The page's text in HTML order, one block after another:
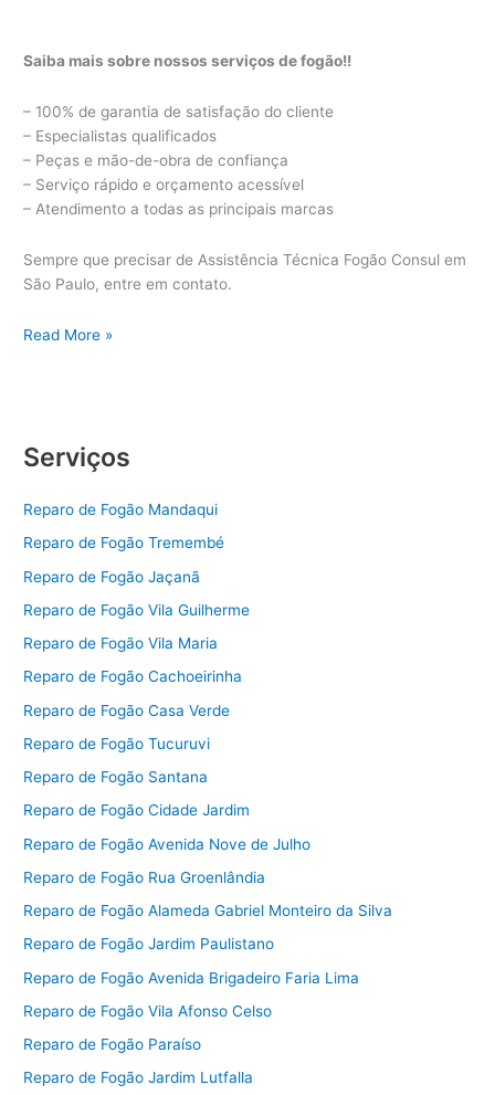
Saiba mais sobre nossos serviços de fogão!!
– 100% de garantia de satisfação do cliente
– Especialistas qualificados
– Peças e mão-de-obra de confiança
– Serviço rápido e orçamento acessível
– Atendimento a todas as principais marcas
Sempre que precisar de Assistência Técnica Fogão Consul em
São Paulo, entre em contato.
Assistência
Read More »
Serviços
Reparo de Fogão Mandaqui
Reparo de Fogão Tremembé
Reparo de Fogão Jaçanã
Reparo de Fogão Vila Guilherme
Reparo de Fogão Vila Maria
Reparo de Fogão Cachoeirinha
Reparo de Fogão Casa Verde
Reparo de Fogão Tucuruvi
Reparo de Fogão Santana
Reparo de Fogão Cidade Jardim
Reparo de Fogão Avenida Nove de Julho
Reparo de Fogão Rua Groenlândia
Reparo de Fogão Alameda Gabriel Monteiro da Silva
Reparo de Fogão Jardim Paulistano
Reparo de Fogão Avenida Brigadeiro Faria Lima
Reparo de Fogão Vila Afonso Celso
Reparo de Fogão Paraíso
Reparo de Fogão Jardim Lutfalla